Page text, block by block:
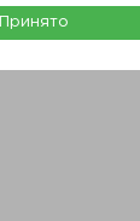
Принято